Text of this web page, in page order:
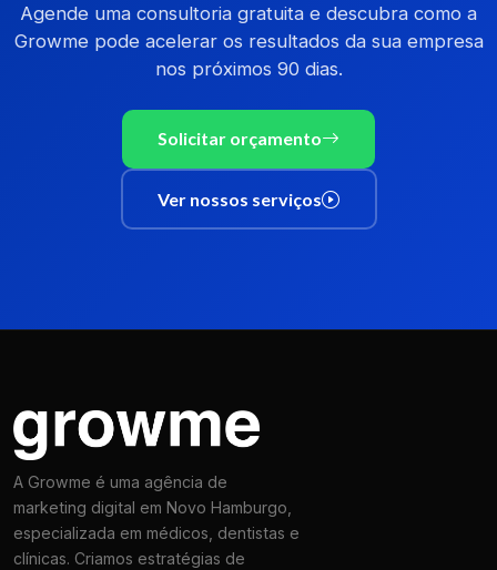
Agende uma consultoria gratuita e descubra como a
Growme pode acelerar os resultados da sua empresa
nos próximos 90 dias.
Solicitar orçamento
Ver nossos serviços
A Growme é uma agência de
marketing digital em Novo Hamburgo,
especializada em médicos, dentistas e
clínicas. Criamos estratégias de